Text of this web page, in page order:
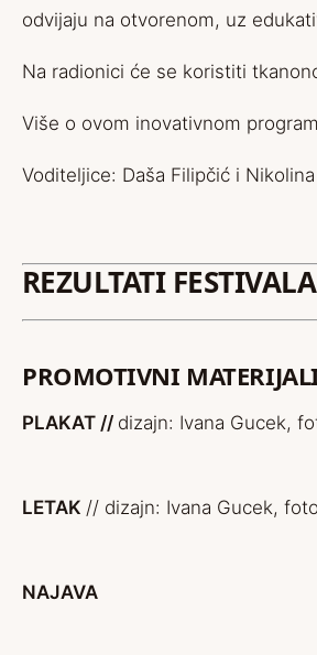
odvijaju na otvorenom, uz
Na radionici će se koristiti
Više o ovom inovativnom
Voditeljice: Daša Filipčić i
REZULTATI FESTIVALA
PROMOTIVNI
PLAKAT // dizajn: Ivana Gucek,
LETAK // dizajn: Ivana Gucek,
NAJAVA